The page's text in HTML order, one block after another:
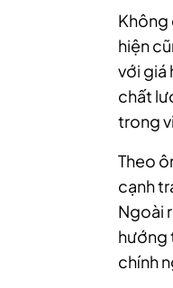
Không
hiện
với giá
chất
trong
Theo
cạnh
Ngoài
hướng
chính